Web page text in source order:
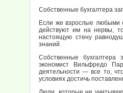
Собственные бухгалтера
Если же взрослые любыми
действуют им на нервы,
настоящую стену
знаний.
Собственные
экономист Вильфредо
деятельности — все то,
условиях достичь